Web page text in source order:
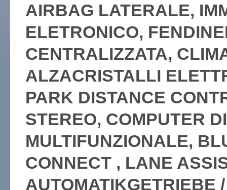
AIRBAG LATERALE,
ELETRONICO,
CENTRALIZZATA,
ALZACRISTALLI
PARK DISTANCE
STEREO, COMPUTER
MULTIFUNZIONALE,
CONNECT , LANE
AUTOMATIKGETRIEBE